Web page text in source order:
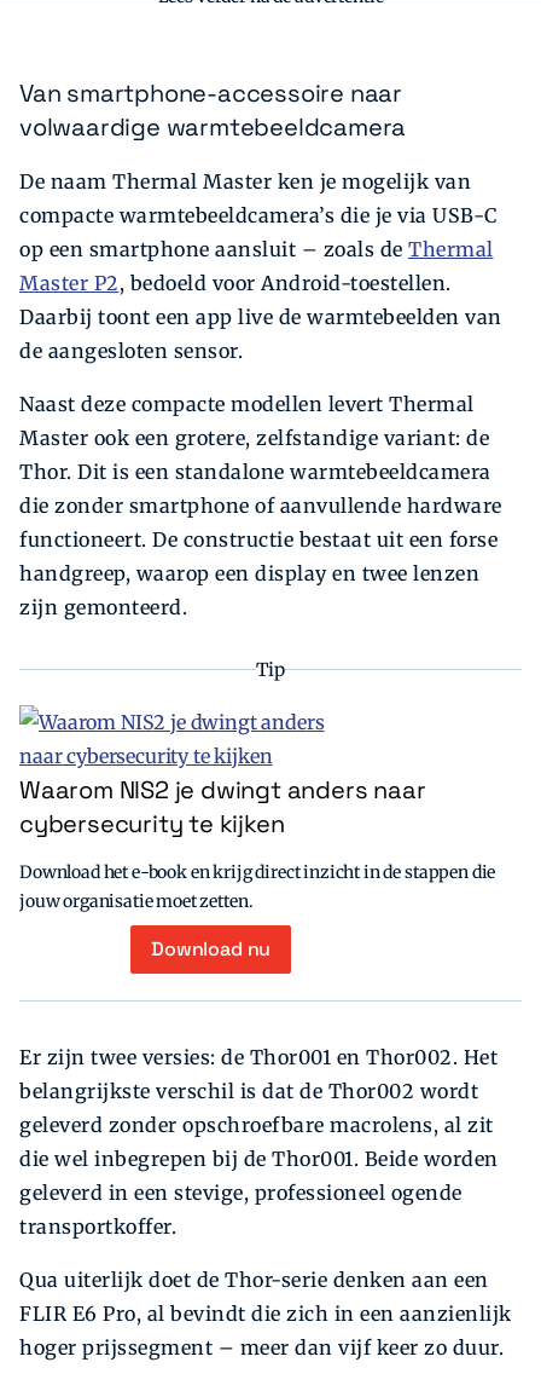
Van smartphone-accessoire naar
volwaardige warmtebeeldcamera
De naam Thermal Master ken je mogelijk van
compacte warmtebeeldcamera’s die je via USB-C
op een smartphone aansluit – zoals de Thermal
Master P2, bedoeld voor Android-toestellen.
Daarbij toont een app live de warmtebeelden van
de aangesloten sensor.
Naast deze compacte modellen levert Thermal
Master ook een grotere, zelfstandige variant: de
Thor. Dit is een standalone warmtebeeldcamera
die zonder smartphone of aanvullende hardware
functioneert. De constructie bestaat uit een forse
handgreep, waarop een display en twee lenzen
zijn gemonteerd.
Tip
Waarom NIS2 je dwingt anders naar
cybersecurity te kijken
Download het e-book en krijg direct inzicht in de stappen die
jouw organisatie moet zetten.
Download nu
Er zijn twee versies: de Thor001 en Thor002. Het
belangrijkste verschil is dat de Thor002 wordt
geleverd zonder opschroefbare macrolens, al zit
die wel inbegrepen bij de Thor001. Beide worden
geleverd in een stevige, professioneel ogende
transportkoffer.
Qua uiterlijk doet de Thor-serie denken aan een
FLIR E6 Pro, al bevindt die zich in een aanzienlijk
hoger prijssegment – meer dan vijf keer zo duur.